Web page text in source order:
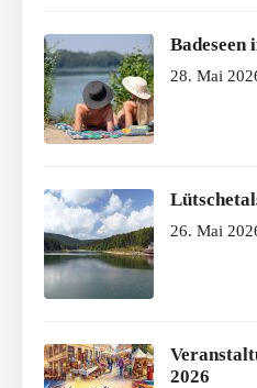
Badeseen
28. Mai
26. Mai
2026